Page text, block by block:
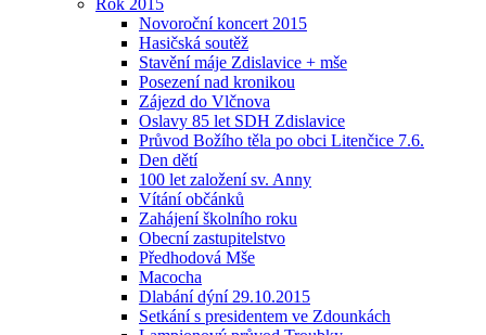
Rok 2015
Novoroční koncert 2015
Hasičská soutěž
Stavění máje Zdislavice + mše
Posezení nad kronikou
Zájezd do Vlčnova
Oslavy 85 let SDH Zdislavice
Průvod Božího těla po obci Litenčice 7.6.
Den dětí
100 let založení sv. Anny
Vítání občánků
Zahájení školního roku
Obecní zastupitelstvo
Předhodová Mše
Macocha
Dlabání dýní 29.10.2015
Setkání s presidentem ve Zdounkách